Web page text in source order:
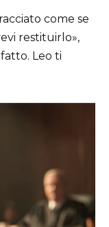
come se
restituirlo»,
Leo ti